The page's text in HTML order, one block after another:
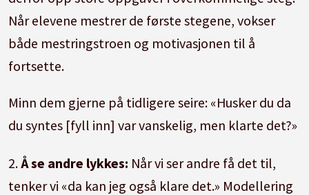
Når elevene mestrer de første stegene, vokser
både mestringstroen og motivasjonen til å
fortsette.
Minn dem gjerne på tidligere seire: «Husker du da
du syntes [fyll inn] var vanskelig, men klarte det?»
2.Å se andre lykkes: Når vi ser andre få det til,
tenker vi «da kan jeg også klare det.» Modellering